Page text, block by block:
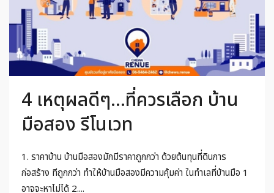
4 เหตุผลดีๆ…ที่ควรเลือก บ้าน
มือสอง รีโนเวท
1. ราคาบ้าน บ้านมือสองมักมีราคาถูกกว่า ด้วยต้นทุนที่ดินการ
ก่อสร้าง ทีถูกกว่า ทำให้บ้านมือสองมีความคุ้มค่า ในทำเลที่บ้านมือ 1
อาจจะหาไม่ได้ 2....